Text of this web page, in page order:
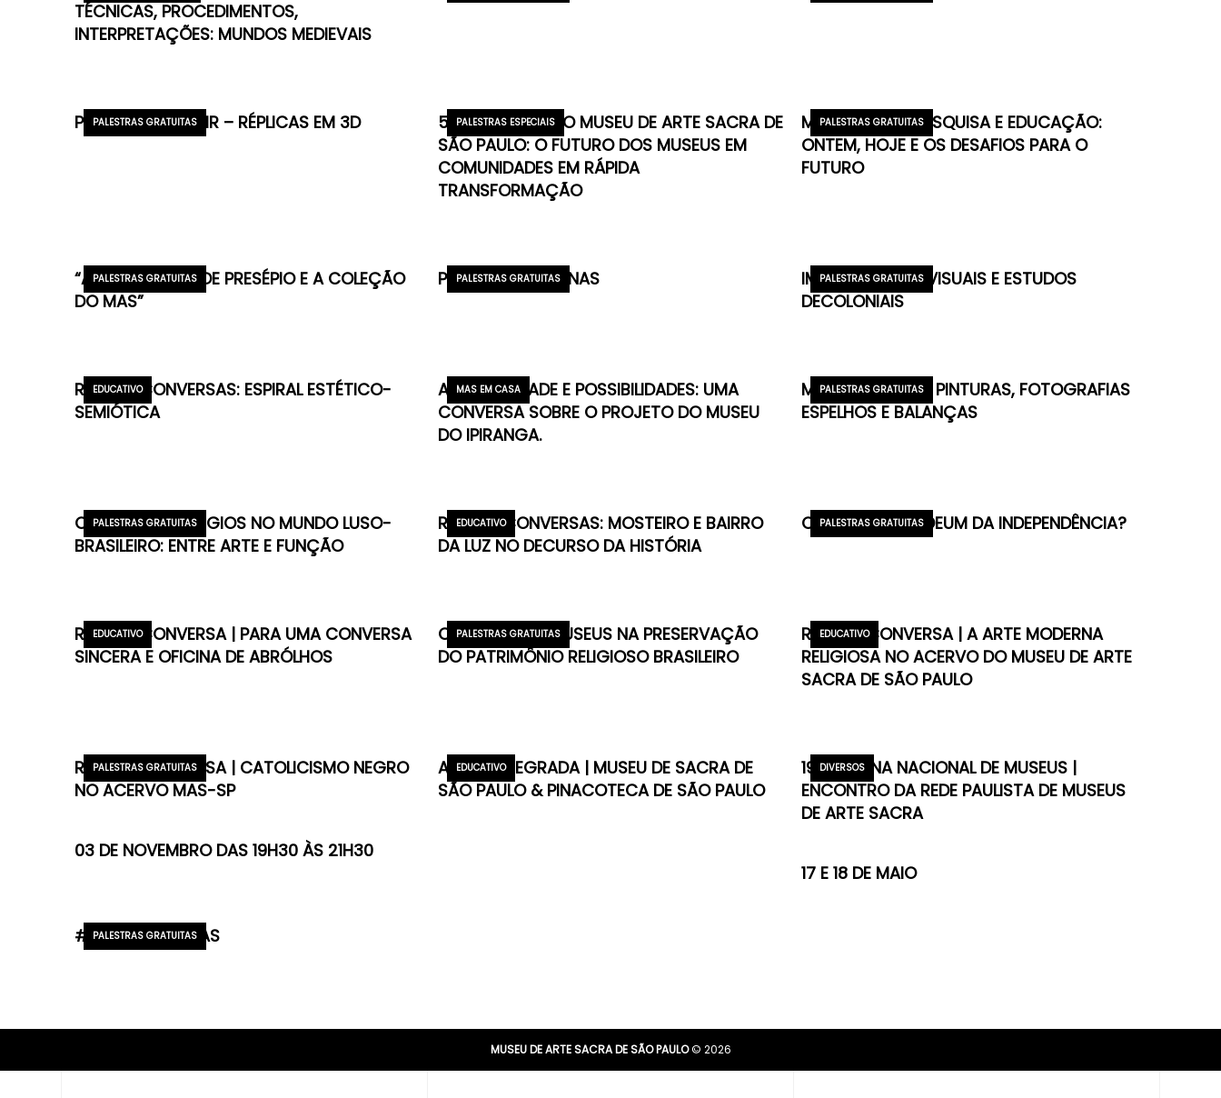
TÉCNICAS, PROCEDIMENTOS,
INTERPRETAÇÕES: MUNDOS MEDIEVAIS
PALESTRAS GRATUITAS
PARA VER E SENTIR – RÉPLICAS EM 3D PALESTRAS ESPECIAIS
5º WEBINÁRIO DO MUSEU DE ARTE SACRA DE
SÃO PAULO: O FUTURO DOS MUSEUS EM
COMUNIDADES EM RÁPIDA
TRANSFORMAÇÃO
PALESTRAS GRATUITAS
MUSEUS PARA PESQUISA E EDUCAÇÃO:
ONTEM, HOJE E OS DESAFIOS PARA O
FUTURO
PALESTRAS GRATUITAS
“AS TRADIÇÕES DE PRESÉPIO E A COLEÇÃO
DO MAS”
PALESTRAS GRATUITAS
POÉTICAS FEMININAS PALESTRAS GRATUITAS
IMAGEM, ARTES VISUAIS E ESTUDOS
DECOLONIAIS
EDUCATIVO
REDE DE CONVERSAS: ESPIRAL ESTÉTICO-
SEMIÓTICA
MAS EM CASA
ACESSIBILIDADE E POSSIBILIDADES: UMA
CONVERSA SOBRE O PROJETO DO MUSEU
DO IPIRANGA.
PALESTRAS GRATUITAS
MULHERES ENTRE PINTURAS, FOTOGRAFIAS
ESPELHOS E BALANÇAS
PALESTRAS GRATUITAS
OS RETRATOS RÉGIOS NO MUNDO LUSO-
BRASILEIRO: ENTRE ARTE E FUNÇÃO
EDUCATIVO
REDE DE CONVERSAS: MOSTEIRO E BAIRRO
DA LUZ NO DECURSO DA HISTÓRIA
PALESTRAS GRATUITAS
O QUE FOI O TE DEUM DA INDEPENDÊNCIA?
EDUCATIVO
REDE DE CONVERSA | PARA UMA CONVERSA
SINCERA E OFICINA DE ABRÓLHOS
PALESTRAS GRATUITAS
O PODER DOS MUSEUS NA PRESERVAÇÃO
DO PATRIMÔNIO RELIGIOSO BRASILEIRO
EDUCATIVO
REDE DE CONVERSA | A ARTE MODERNA
RELIGIOSA NO ACERVO DO MUSEU DE ARTE
SACRA DE SÃO PAULO
PALESTRAS GRATUITAS
REDE DE CONVERSA | CATOLICISMO NEGRO
NO ACERVO MAS-SP
03 DE NOVEMBRO DAS 19H30 ÀS 21H30
EDUCATIVO
AÇÃO INTEGRADA | MUSEU DE SACRA DE
SÃO PAULO & PINACOTECA DE SÃO PAULO
DIVERSOS
19ª SEMANA NACIONAL DE MUSEUS |
ENCONTRO DA REDE PAULISTA DE MUSEUS
DE ARTE SACRA
17 E 18 DE MAIO
PALESTRAS GRATUITAS
#CONVERSASMAS
MUSEU DE ARTE SACRA DE SÃO PAULO© 2026